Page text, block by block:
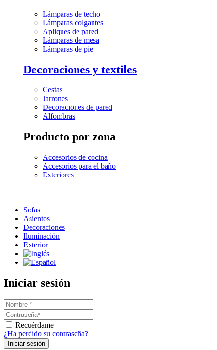
Lámparas de techo
Lámparas colgantes
Apliques de pared
Lámparas de mesa
Lámparas de pie
Decoraciones y textiles
Cestas
Jarrones
Decoraciones de pared
Alfombras
Producto por zona
Accesorios de cocina
Accesorios para el baño
Exteriores
Sofas
Asientos
Decoraciones
Iluminación
Exterior
Iniciar sesión
Recuérdame
¿Ha perdido su contraseña?